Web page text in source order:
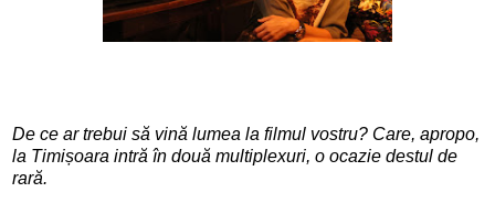
De ce ar trebui să vină lumea la filmul vostru? Care, apropo,
la Timișoara intră în două multiplexuri, o ocazie destul de
rară.